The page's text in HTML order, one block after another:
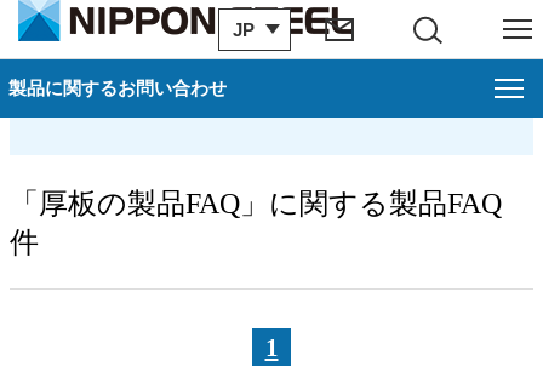
JP
サイト内検索 メニュー
製品に関するお問い合わせ
厚板の製品FAQ
「厚板の製品FAQ」に関する製品FAQ
件
1